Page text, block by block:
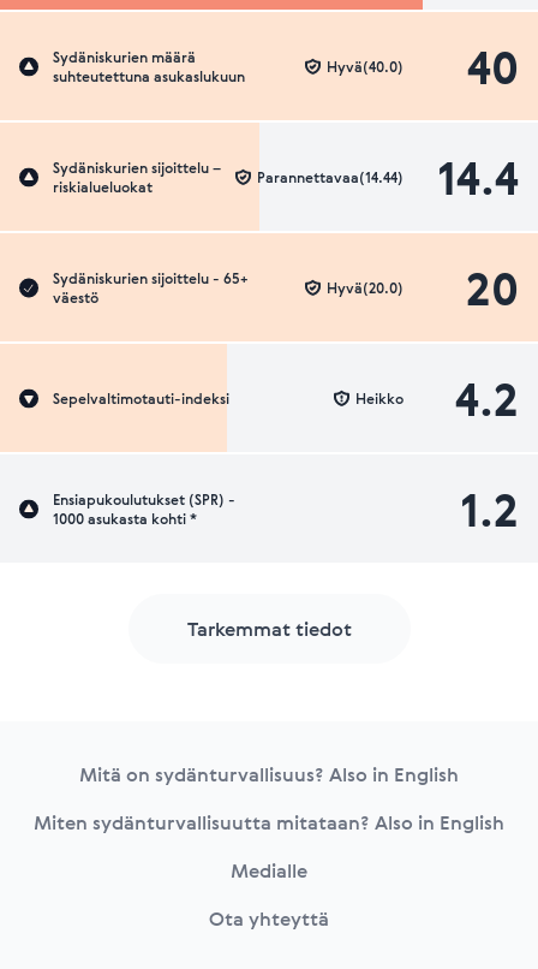
Sydäniskurien määrä
suhteutettuna asukaslukuun
40
Hyvä(40.0)
Sydäniskurien sijoittelu –
riskialueluokat
14.4
Parannettavaa(14.44)
Sydäniskurien sijoittelu - 65+
väestö
20
Hyvä(20.0)
Sepelvaltimotauti-indeksi 4.2
Heikko
Ensiapukoulutukset (SPR) -
1000 asukasta kohti *
1.2
Tarkemmat tiedot
Mitä on sydänturvallisuus? Also in English
Miten sydänturvallisuutta mitataan? Also in English
Medialle
Ota yhteyttä